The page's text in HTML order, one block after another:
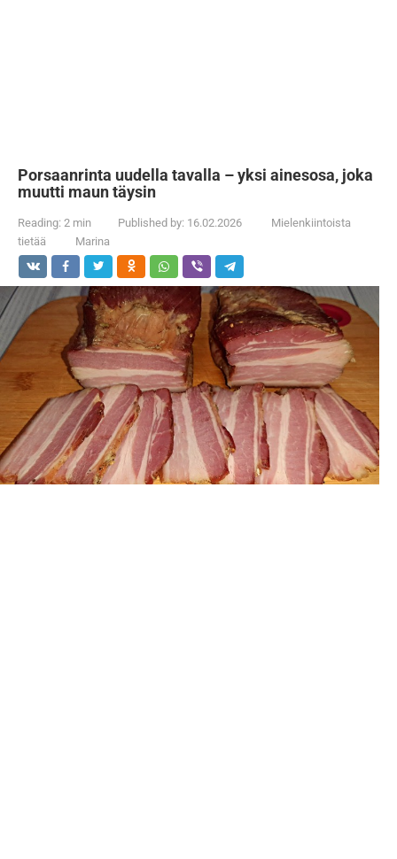
Porsaanrinta uudella tavalla – yksi ainesosa, joka
muutti maun täysin
Reading: 2 min Published by: 16.02.2026
Mielenkiintoista
tietää
Marina